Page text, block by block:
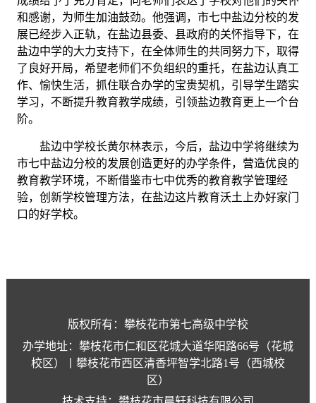
和感谢，为师生加油鼓劲。他强调，市七中盐边分校的发
展已经步入正轨，在盐边县委、县政府的关怀指导下，在
盐边中学的大力支持下，在全体师生的共同努力下，取得
了良好开局，希望老师们不负组织的重托，在盐边认真工
作、愉快生活，抓住联合办学的宝贵契机，引导学生踏实
学习，不断提升教育教学成绩，引领盐边教育更上一个台
阶。
盐边中学校长黄尔林表示，今后，盐边中学将继续为
市七中盐边分校的发展创造更好的办学条件，营造优良的
教育教学环境，不断借鉴市七中优秀的教育教学管理经
验，创新学校管理方法，在盐边这片教育沃土上办好家门
口的好学校。
版权所有：攀枝花市第七高级中学校
办学地址：攀枝花市仁和区花城大道华阳路66号（花城
校区）丨攀枝花市西区清香坪智学北路1号（西城校
区）